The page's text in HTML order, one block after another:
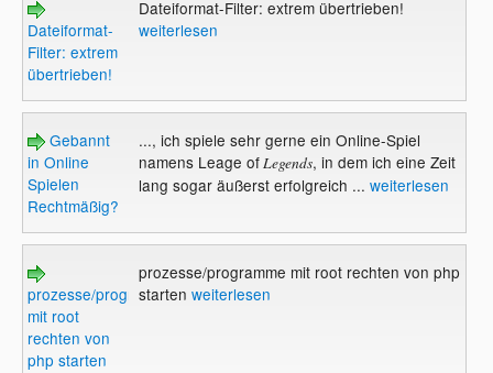
Dateiformat-
Filter: extrem
übertrieben!
Dateiformat-Filter: extrem übertrieben!
weiterlesen
Gebannt
in Online
Spielen
Rechtmäßig?
..., ich spiele sehr gerne ein Online-Spiel
namens Leage ofLegends, in dem ich eine Zeit
lang sogar äußerst erfolgreich ... weiterlesen
prozesse/programme
mit root
rechten von
php starten
prozesse/programme mit root rechten von php
starten weiterlesen